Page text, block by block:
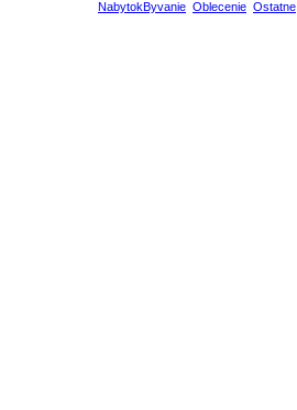
NabytokByvanie Oblecenie Ostatne